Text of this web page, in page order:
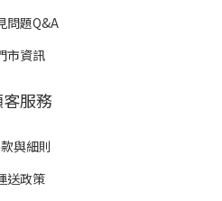
問題Q&A
市資訊
服務
與細則
送政策